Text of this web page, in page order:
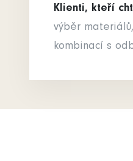
Klienti, kteří
výběr
kombinací s